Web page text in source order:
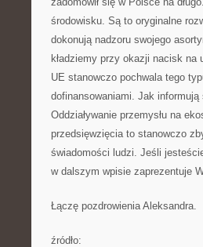
środowisku. Są to oryginalne
dokonują nadzoru swojego
kładziemy przy okazji nacisk na
UE stanowczo pochwala tego
dofinansowaniami. Jak
Oddziaływanie przemysłu na
przedsięwzięcia to stanowczo
świadomości ludzi. Jeśli
w dalszym wpisie zaprezentuje
Łączę pozdrowienia Aleksandra.
źródło: